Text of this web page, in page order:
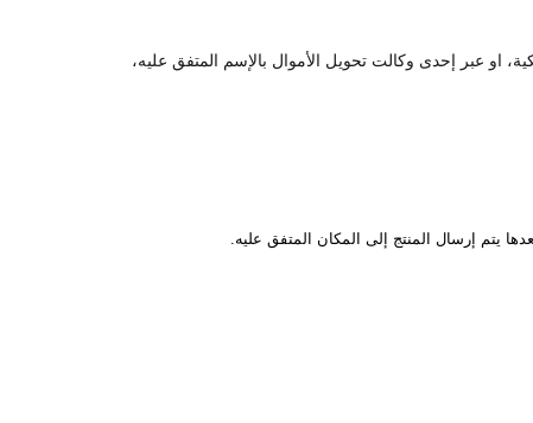
او عبر إحدى وكالت تحويل الأموال بالإسم المتفق عليه،